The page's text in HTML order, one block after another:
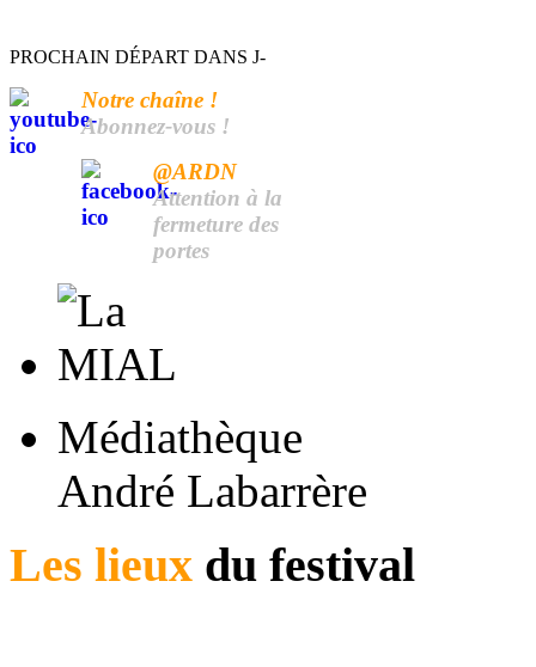
PROCHAIN DÉPART DANS J-
Notre chaîne !
Abonnez-vous !
@ARDN
Attention à la
fermeture des
portes
Médiathèque
André Labarrère
Les lieux du festival